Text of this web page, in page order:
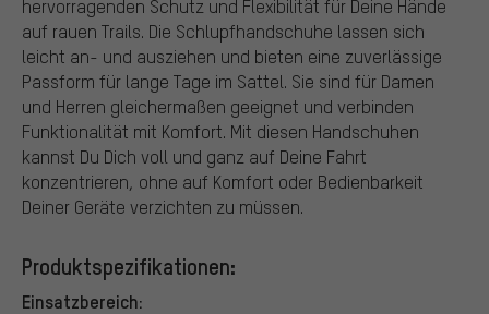
hervorragenden Schutz und Flexibilität für Deine Hände
auf rauen Trails. Die Schlupfhandschuhe lassen sich
leicht an- und ausziehen und bieten eine zuverlässige
Passform für lange Tage im Sattel. Sie sind für Damen
und Herren gleichermaßen geeignet und verbinden
Funktionalität mit Komfort. Mit diesen Handschuhen
kannst Du Dich voll und ganz auf Deine Fahrt
konzentrieren, ohne auf Komfort oder Bedienbarkeit
Deiner Geräte verzichten zu müssen.
Produktspezifikationen:
Einsatzbereich: